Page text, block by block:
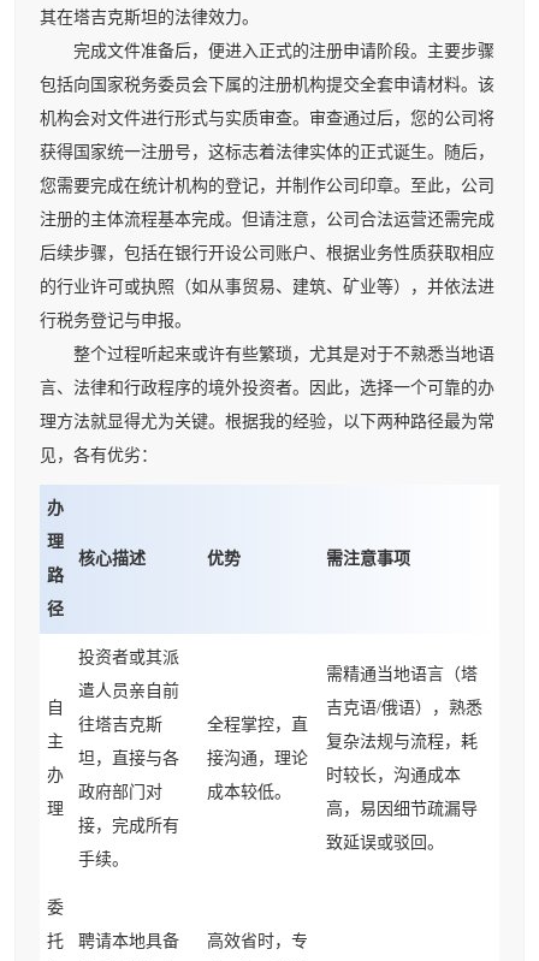
其在塔吉克斯坦的法律效力。
完成文件准备后，便进入正式的注册申请阶段。主要步骤
包括向国家税务委员会下属的注册机构提交全套申请材料。该
机构会对文件进行形式与实质审查。审查通过后，您的公司将
获得国家统一注册号，这标志着法律实体的正式诞生。随后，
您需要完成在统计机构的登记，并制作公司印章。至此，公司
注册的主体流程基本完成。但请注意，公司合法运营还需完成
后续步骤，包括在银行开设公司账户、根据业务性质获取相应
的行业许可或执照（如从事贸易、建筑、矿业等），并依法进
行税务登记与申报。
整个过程听起来或许有些繁琐，尤其是对于不熟悉当地语
言、法律和行政程序的境外投资者。因此，选择一个可靠的办
理方法就显得尤为关键。根据我的经验，以下两种路径最为常
见，各有优劣：
办
理
路
径
核心描述 优势 需注意事项
自
主
办
理
投资者或其派
遣人员亲自前
往塔吉克斯
坦，直接与各
政府部门对
接，完成所有
手续。
全程掌控，直
接沟通，理论
成本较低。
需精通当地语言（塔
吉克语/俄语），熟悉
复杂法规与流程，耗
时较长，沟通成本
高，易因细节疏漏导
致延误或驳回。
委
托
聘请本地具备
高效省时，专